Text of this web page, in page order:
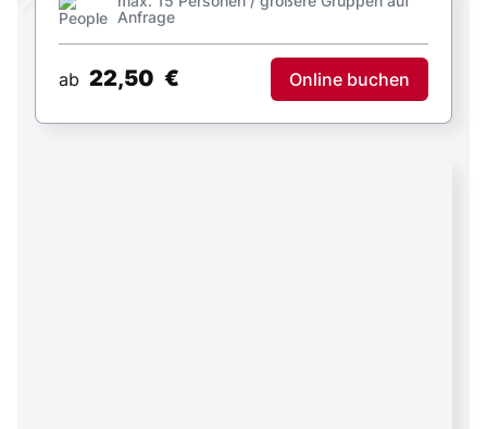
Anfrage
ab 22,50 € Online buchen